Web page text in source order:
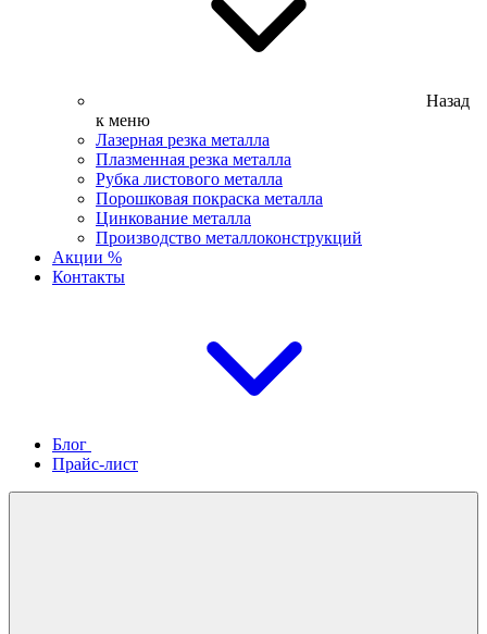
Назад
к меню
Лазерная резка металла
Плазменная резка металла
Рубка листового металла
Порошковая покраска металла
Цинкование металла
Производство металлоконструкций
Акции %
Контакты
Блог
Прайс-лист